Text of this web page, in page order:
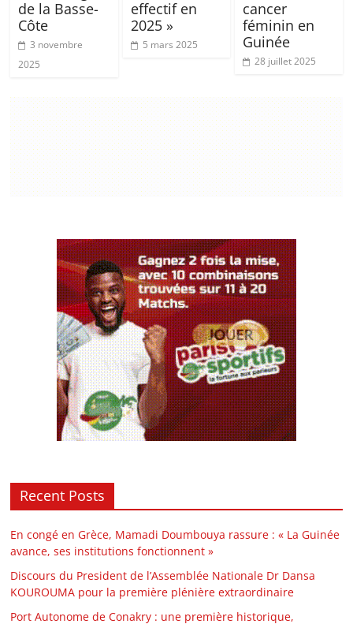
de la Basse-
Côte
3 novembre
2025
effectif en
2025 »
5 mars 2025
cancer
féminin en
Guinée
28 juillet 2025
Recent Posts
En congé en Grèce, Mamadi Doumbouya rassure : « La Guinée
avance, ses institutions fonctionnent »
Discours du President de l’Assemblée Nationale Dr Dansa
KOUROUMA pour la première plénière extraordinaire
Port Autonome de Conakry : une première historique,